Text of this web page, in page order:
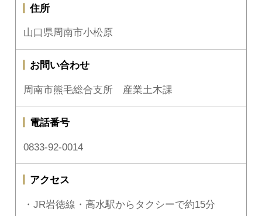
住所
山口県周南市小松原
お問い合わせ
周南市熊毛総合支所 産業土木課
電話番号
0833-92-0014
アクセス
・JR岩徳線・高水駅からタクシーで約15分